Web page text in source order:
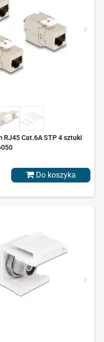
RJ45 Cat.6A STP 4 sztuki
Do koszyka